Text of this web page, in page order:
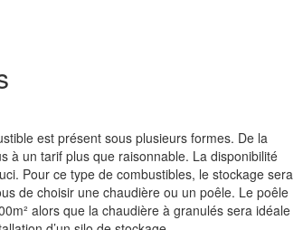
est présent sous plusieurs formes. De la
à un tarif plus que raisonnable. La disponibilité
Pour ce type de combustibles, le stockage sera
de choisir une chaudière ou un poêle. Le poêle
alors que la chaudière à granulés sera idéale